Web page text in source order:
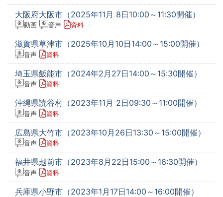
大阪府大阪市（2025年11月 8日10:00～11:30開催）
動画 音声 資料
滋賀県草津市（2025年10月10日14:00～15:00開催）
音声 資料
埼玉県飯能市（2024年2月27日14:00～15:30開催）
音声 資料
沖縄県読谷村（2023年11月 2日09:30～11:00開催）
音声 資料
広島県大竹市（2023年10月26日13:30～15:00開催）
音声 資料
福井県越前市（2023年8月22日15:00～16:30開催）
音声 資料
兵庫県小野市（2023年1月17日14:00～16:00開催）